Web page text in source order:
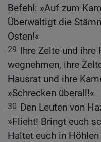
Befehl: »Auf zum
Überwältigt die
Osten!«
29 Ihre Zelte und ihre
wegnehmen, ihre
Hausrat und ihre
»Schrecken überall!«
30 Den Leuten von
»Flieht! Bringt euch
Haltet euch in